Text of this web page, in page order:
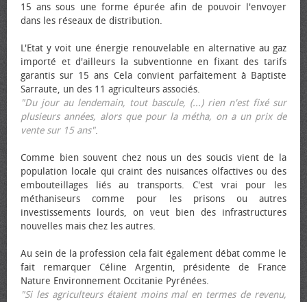
15 ans sous une forme épurée afin de pouvoir l'envoyer
dans les réseaux de distribution.
L'Etat y voit une énergie renouvelable en alternative au gaz
importé et d'ailleurs la subventionne en fixant des tarifs
garantis sur 15 ans Cela convient parfaitement à Baptiste
Sarraute, un des 11 agriculteurs associés.
"Du jour au lendemain, tout bascule, (...) rien n'est fixé sur
plusieurs années, alors que pour la métha, on a un prix de
vente sur 15 ans".
Comme bien souvent chez nous un des soucis vient de la
population locale qui craint des nuisances olfactives ou des
embouteillages liés au transports. C'est vrai pour les
méthaniseurs comme pour les prisons ou autres
investissements lourds, on veut bien des infrastructures
nouvelles mais chez les autres.
Au sein de la profession cela fait également débat comme le
fait remarquer Céline Argentin, présidente de France
Nature Environnement Occitanie Pyrénées.
"Si les agriculteurs étaient moins mal en termes de revenu,